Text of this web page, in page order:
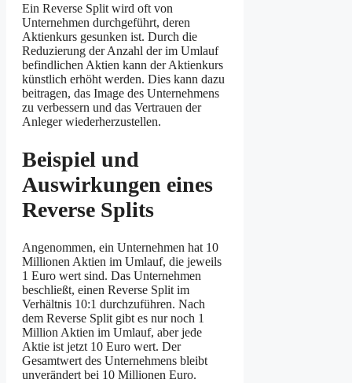
Ein Reverse Split wird oft von
Unternehmen durchgeführt, deren
Aktienkurs gesunken ist. Durch die
Reduzierung der Anzahl der im Umlauf
befindlichen Aktien kann der Aktienkurs
künstlich erhöht werden. Dies kann dazu
beitragen, das Image des Unternehmens
zu verbessern und das Vertrauen der
Anleger wiederherzustellen.
Beispiel und
Auswirkungen eines
Reverse Splits
Angenommen, ein Unternehmen hat 10
Millionen Aktien im Umlauf, die jeweils
1 Euro wert sind. Das Unternehmen
beschließt, einen Reverse Split im
Verhältnis 10:1 durchzuführen. Nach
dem Reverse Split gibt es nur noch 1
Million Aktien im Umlauf, aber jede
Aktie ist jetzt 10 Euro wert. Der
Gesamtwert des Unternehmens bleibt
unverändert bei 10 Millionen Euro.